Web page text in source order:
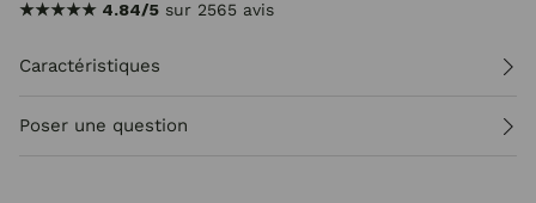
★★★★★ 4.84/5 sur 2565 avis
Caractéristiques
Poser une question